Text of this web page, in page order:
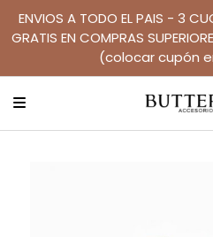
ENVIOS A TODO EL PAIS - 3
GRATIS EN COMPRAS
(colocar cupón